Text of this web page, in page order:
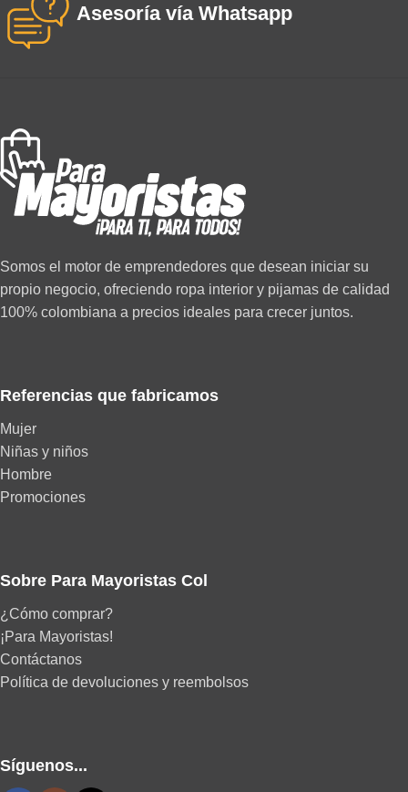
Asesoría vía Whatsapp
Somos el motor de emprendedores que desean iniciar su
propio negocio, ofreciendo ropa interior y pijamas de calidad
100% colombiana a precios ideales para crecer juntos.
Referencias que fabricamos
Mujer
Niñas y niños
Hombre
Promociones
Sobre Para Mayoristas Col
¿Cómo comprar?
¡Para Mayoristas!
Contáctanos
Política de devoluciones y reembolsos
Síguenos...